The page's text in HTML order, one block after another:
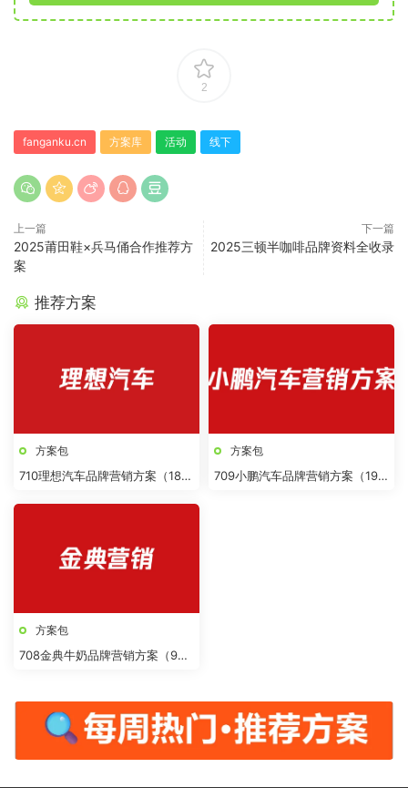
2
fanganku.cn 方案库 活动 线下
上一篇
2025莆田鞋×兵马俑合作推荐方
案
下一篇
2025三顿半咖啡品牌资料全收录
推荐方案
方案包
710理想汽车品牌营销方案（18
方案包
709小鹏汽车品牌营销方案（19
方案包
708金典牛奶品牌营销方案（9